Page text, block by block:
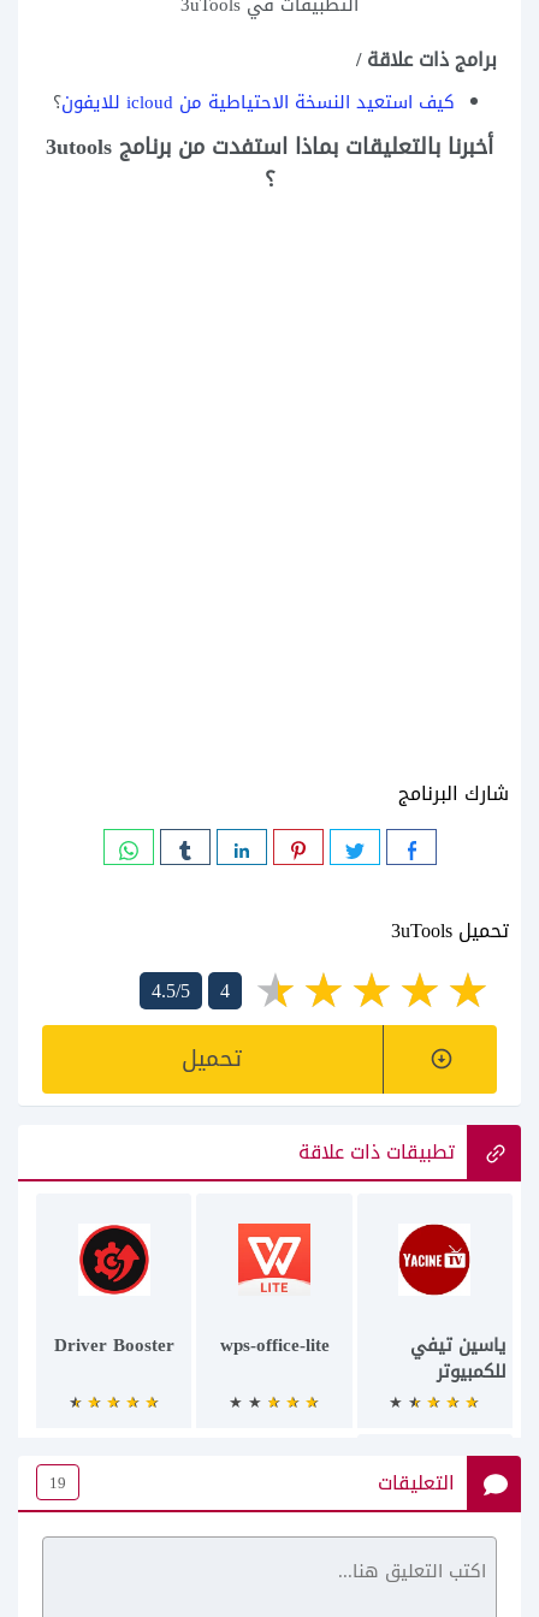
برامج ذات علاقة /
كيف استعيد النسخة الاحتياطية من icloud للايفون ؟
أخبرنا بالتعليقات بماذا استفدت من برنامج 3utools
؟
شارك البرنامج
تحميل 3uTools
4.5/5
4
تحميل
تطبيقات ذات علاقة
ياسين تيفي
للكمبيوتر
wps-office-lite
Driver Booster
Safari
التعليقات 19